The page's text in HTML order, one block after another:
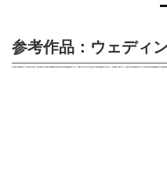
参考作品：ウェディ